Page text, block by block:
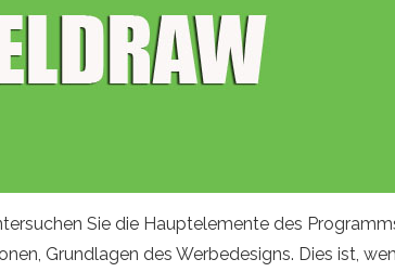
Sie die Hauptelemente des
Grundlagen des Werbedesigns. Dies ist,